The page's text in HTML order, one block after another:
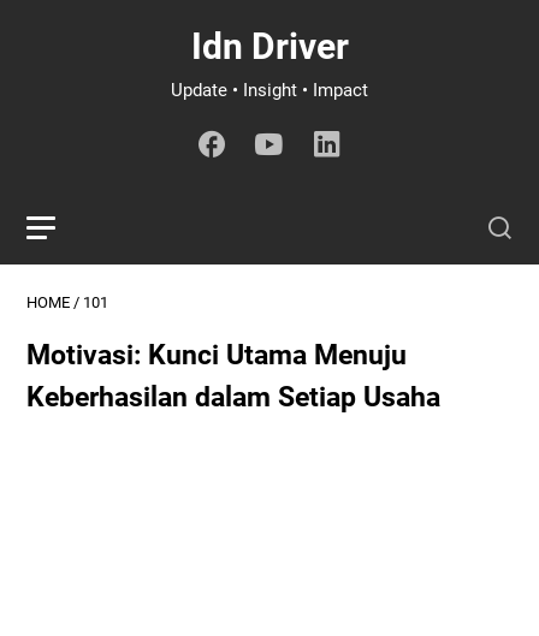
Idn Driver
Update • Insight • Impact
HOME / 101
Motivasi: Kunci Utama Menuju
Keberhasilan dalam Setiap Usaha